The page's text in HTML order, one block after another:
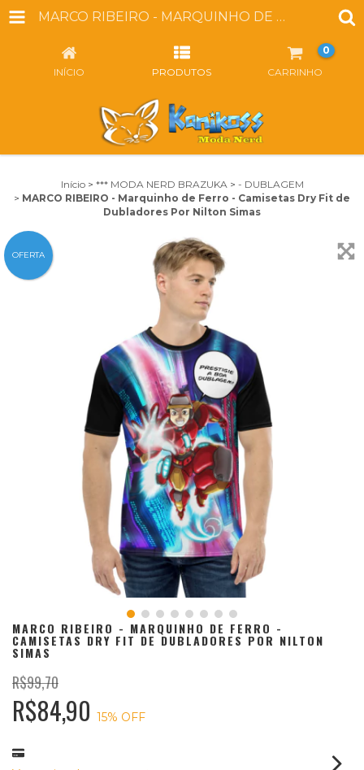
MARCO RIBEIRO - MARQUINHO DE FERRO - CAMISETAS DRY FIT DE DUBLADORES POR NILTON SIMAS
INÍCIO PRODUTOS CARRINHO
0
Início > *** MODA NERD BRAZUKA > - DUBLAGEM
> MARCO RIBEIRO - Marquinho de Ferro - Camisetas Dry Fit de
Dubladores Por Nilton Simas
OFERTA
MARCO RIBEIRO - MARQUINHO DE FERRO -
CAMISETAS DRY FIT DE DUBLADORES POR NILTON
SIMAS
R$99,70
R$84,90 15% OFF